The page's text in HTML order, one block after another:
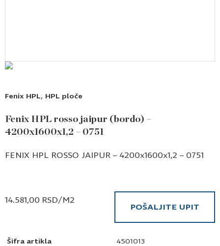
Fenix HPL, HPL ploče
Fenix HPL rosso jaipur (bordo) –
4200x1600x1,2 – 0751
Šifra artikla 4501013
FENIX HPL ROSSO JAIPUR – 4200x1600x1,2 – 0751
14.581,00 RSD/M2
POŠALJITE UPIT